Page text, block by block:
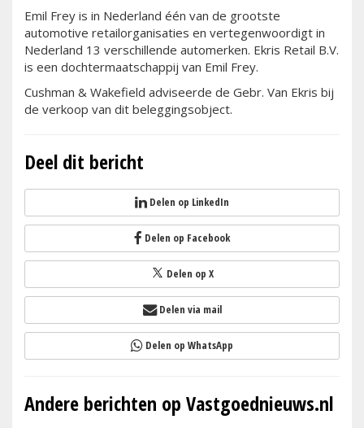
Emil Frey is in Nederland één van de grootste
automotive retailorganisaties en vertegenwoordigt in
Nederland 13 verschillende automerken. Ekris Retail B.V.
is een dochtermaatschappij van Emil Frey.
Cushman & Wakefield adviseerde de Gebr. Van Ekris bij
de verkoop van dit beleggingsobject.
Deel dit bericht
Delen op LinkedIn
Delen op Facebook
Delen op X
Delen via mail
Delen op WhatsApp
Andere berichten op Vastgoednieuws.nl